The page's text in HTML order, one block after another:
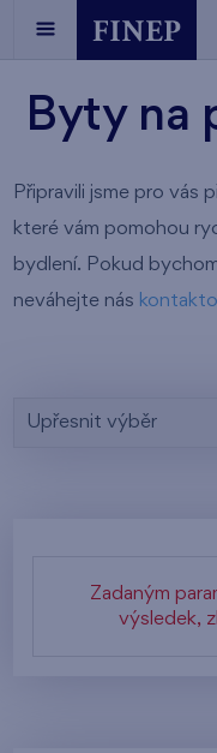
Byty na
Připravili jsme pro vás
které vám pomohou
bydlení. Pokud
neváhejte nás
Upřesnit výběr
Zadaným
výsledek,